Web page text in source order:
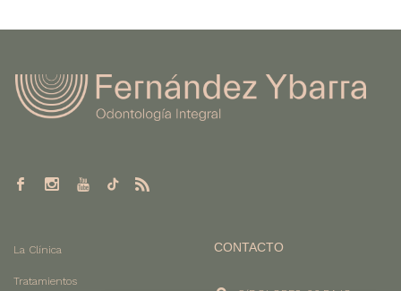
La Clínica
Tratamientos
CONTACTO